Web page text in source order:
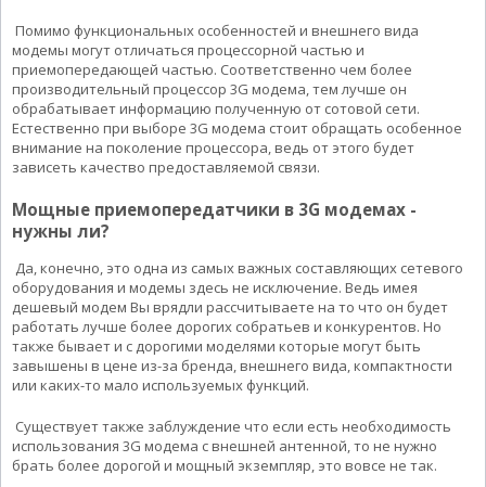
Помимо функциональных особенностей и внешнего вида
модемы могут отличаться процессорной частью и
приемопередающей частью. Соответственно чем более
производительный процессор 3G модема, тем лучше он
обрабатывает информацию полученную от сотовой сети.
Естественно при выборе 3G модема стоит обращать особенное
внимание на поколение процессора, ведь от этого будет
зависеть качество предоставляемой связи.
Мощные приемопередатчики в 3G модемах -
нужны ли?
Да, конечно, это одна из самых важных составляющих сетевого
оборудования и модемы здесь не исключение. Ведь имея
дешевый модем Вы врядли рассчитываете на то что он будет
работать лучше более дорогих собратьев и конкурентов. Но
также бывает и с дорогими моделями которые могут быть
завышены в цене из-за бренда, внешнего вида, компактности
или каких-то мало используемых функций.
Существует также заблуждение что если есть необходимость
использования 3G модема с внешней антенной, то не нужно
брать более дорогой и мощный экземпляр, это вовсе не так.